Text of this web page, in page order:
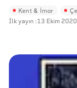
Kent & İmar
İlk yayın :13 Ekim 2020